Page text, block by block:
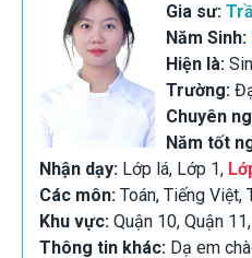
Gia sư:
Năm Sinh:
Hiện là:
Trường:
Chuyên
Năm tốt
Nhận dạy: Lớp lá, Lớp 1,
Các môn: Toán, Tiếng Việt,
Khu vực: Quận 10, Quận
Thông tin khác: Dạ em